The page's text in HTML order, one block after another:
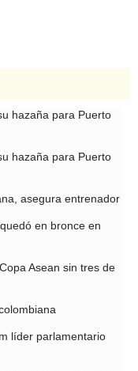
hazaña para Puerto
hazaña para Puerto
asegura entrenador
en bronce en
Asean sin tres de
líder parlamentario